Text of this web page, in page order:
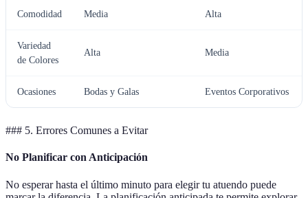
Comodidad Media Alta
Variedad
de Colores
Alta Media
Ocasiones Bodas y Galas Eventos Corporativos
### 5. Errores Comunes a Evitar
No Planificar con Anticipación
No esperar hasta el último minuto para elegir tu atuendo puede